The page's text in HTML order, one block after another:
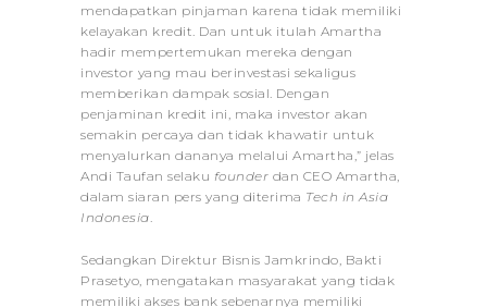
mendapatkan pinjaman karena tidak memiliki
kelayakan kredit. Dan untuk itulah Amartha
hadir mempertemukan mereka dengan
investor yang mau berinvestasi sekaligus
memberikan dampak sosial. Dengan
penjaminan kredit ini, maka investor akan
semakin percaya dan tidak khawatir untuk
menyalurkan dananya melalui Amartha,” jelas
Andi Taufan selaku founder dan CEO Amartha,
dalam siaran pers yang diterima Tech in Asia
Indonesia
Sedangkan Direktur Bisnis Jamkrindo, Bakti
Prasetyo, mengatakan masyarakat yang tidak
memiliki akses bank sebenarnya memiliki